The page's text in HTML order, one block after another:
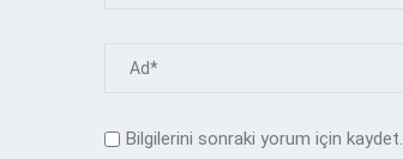
Bilgilerini sonraki yorum için kaydet.